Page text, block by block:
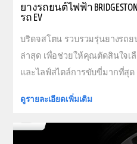
ยางรถยนต์ไฟฟ้า
รถ EV
บริดจสโตน รวบรวมรุ่นยางรถ
ล่าสุด เพื่อช่วยให้คุณตัดสินใจเ
และไลฟ์สไตล์การขับขี่มากที่สุด
ดูรายละเอียดเพิ่มเติม